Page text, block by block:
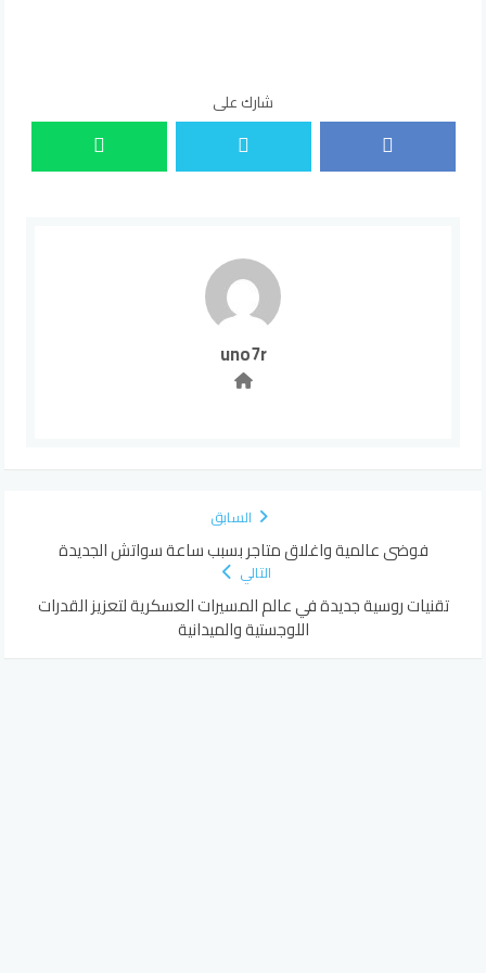
شارك على
uno7r
السابق
فوضى عالمية واغلاق متاجر بسبب ساعة سواتش الجديدة
التالي
تقنيات روسية جديدة في عالم المسيرات العسكرية لتعزيز القدرات
اللوجستية والميدانية